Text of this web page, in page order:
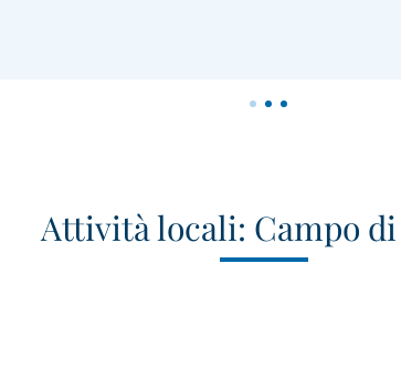
Attività locali: Campo